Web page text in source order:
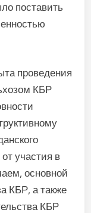
поставить
проведения
КБР
участия в
основной
КБР, а также
КБР